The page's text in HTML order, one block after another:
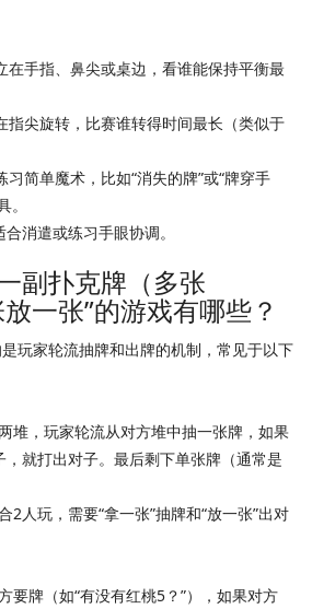
在手指、鼻尖或桌边，看谁能保持平衡最
指尖旋转，比赛谁转得时间最长（类似于
习简单魔术，比如“消失的牌”或“牌穿手
消遣或练习手眼协调。
副扑克牌（多张
一张”的游戏有哪些？
玩家轮流抽牌和出牌的机制，常见于以下
堆，玩家轮流从对方堆中抽一张牌，如果
就打出对子。最后剩下单张牌（通常是
2人玩，需要“拿一张”抽牌和“放一张”出对
要牌（如“有没有红桃5？”），如果对方